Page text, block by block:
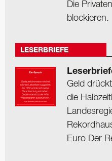
Die
blockieren.
LESERBRIEFE
Geld
die
Euro Der